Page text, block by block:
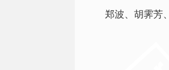
郑波、胡霁芳